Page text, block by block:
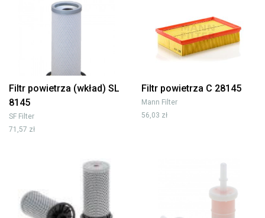
Filtr powietrza (wkład) SL
8145
SF Filter
71,57 zł
Filtr powietrza C 28145
Mann Filter
56,03 zł